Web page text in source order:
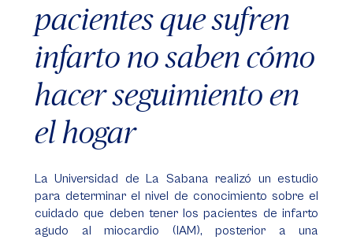
pacientes que sufren
infarto no saben cómo
hacer seguimiento en
el hogar
La Universidad de La Sabana realizó un estudio
para determinar el nivel de conocimiento sobre el
cuidado que deben tener los pacientes de infarto
agudo al miocardio (IAM), posterior a una